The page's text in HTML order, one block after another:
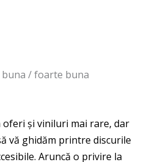
buna / foarte buna